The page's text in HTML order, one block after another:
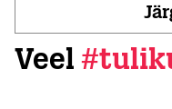
Veel